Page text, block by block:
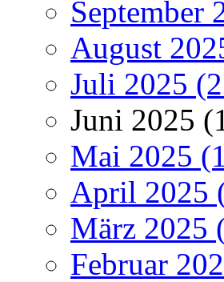
September
August
Juli 2025
Juni 2025
Mai 2025
April 2025
März 2025
Februar